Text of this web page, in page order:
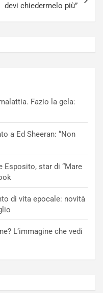
devi chiedermelo più”
Fazio la gela:
a Ed Sheeran: “Non
Esposito, star di “Mare
di vita epocale: novità
L’immagine che vedi